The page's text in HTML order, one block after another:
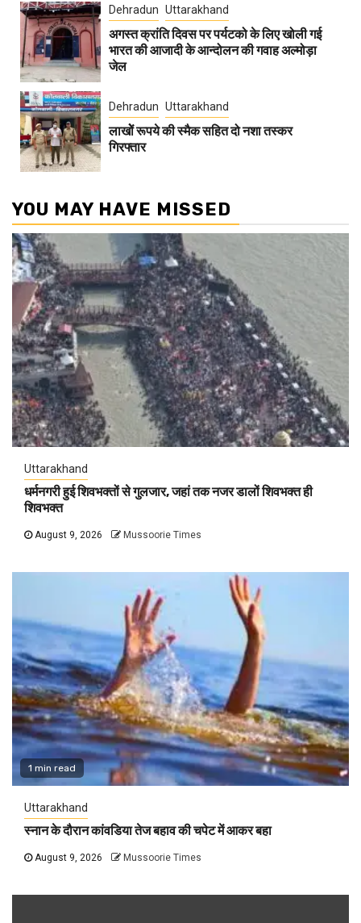
Dehradun Uttarakhand
अगस्त क्रांति दिवस पर पर्यटको के लिए खोली गई
भारत की आजादी के आन्दोलन की गवाह अल्मोड़ा
जेल
Dehradun Uttarakhand
लाखोें रूपये की स्मैक सहित दो नशा तस्कर
गिरफ्तार
YOU MAY HAVE MISSED
Uttarakhand
धर्मनगरी हुई शिवभक्तों से गुलजार, जहां तक नजर डालों शिवभक्त ही
शिवभक्त
August 9, 2026 Mussoorie Times
1 min read
Uttarakhand
स्नान के दौरान कांवडिया तेज बहाव की चपेट में आकर बहा
August 9, 2026 Mussoorie Times